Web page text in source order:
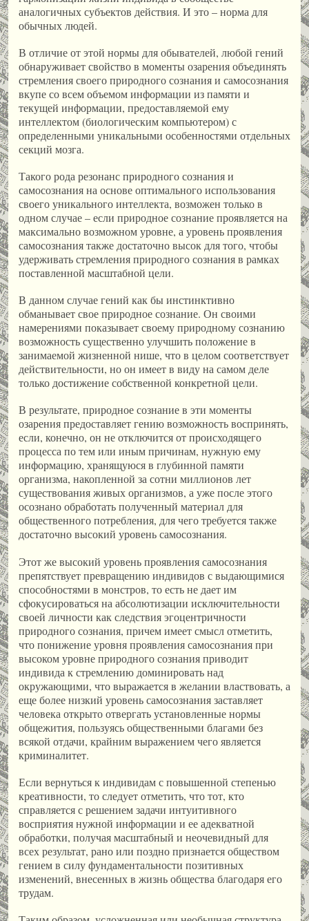
аналогичных субъектов действия. И это – норма для
обычных людей.
В отличие от этой нормы для обывателей, любой гений
обнаруживает свойство в моменты озарения объединять
стремления своего природного сознания и самосознания
вкупе со всем объемом информации из памяти и
текущей информации, предоставляемой ему
интеллектом (биологическим компьютером) с
определенными уникальными особенностями отдельных
секций мозга.
Такого рода резонанс природного сознания и
самосознания на основе оптимального использования
своего уникального интеллекта, возможен только в
одном случае – если природное сознание проявляется на
максимально возможном уровне, а уровень проявления
самосознания также достаточно высок для того, чтобы
удерживать стремления природного сознания в рамках
поставленной масштабной цели.
В данном случае гений как бы инстинктивно
обманывает свое природное сознание. Он своими
намерениями показывает своему природному сознанию
возможность существенно улучшить положение в
занимаемой жизненной нише, что в целом соответствует
действительности, но он имеет в виду на самом деле
только достижение собственной конкретной цели.
В результате, природное сознание в эти моменты
озарения предоставляет гению возможность воспринять,
если, конечно, он не отключится от происходящего
процесса по тем или иным причинам, нужную ему
информацию, хранящуюся в глубинной памяти
организма, накопленной за сотни миллионов лет
существования живых организмов, а уже после этого
осознано обработать полученный материал для
общественного потребления, для чего требуется также
достаточно высокий уровень самосознания.
Этот же высокий уровень проявления самосознания
препятствует превращению индивидов с выдающимися
способностями в монстров, то есть не дает им
сфокусироваться на абсолютизации исключительности
своей личности как следствия эгоцентричности
природного сознания, причем имеет смысл отметить,
что понижение уровня проявления самосознания при
высоком уровне природного сознания приводит
индивида к стремлению доминировать над
окружающими, что выражается в желании властвовать, а
еще более низкий уровень самосознания заставляет
человека открыто отвергать установленные нормы
общежития, пользуясь общественными благами без
всякой отдачи, крайним выражением чего является
криминалитет.
Если вернуться к индивидам с повышенной степенью
креативности, то следует отметить, что тот, кто
справляется с решением задачи интуитивного
восприятия нужной информации и ее адекватной
обработки, получая масштабный и неочевидный для
всех результат, рано или поздно признается обществом
гением в силу фундаментальности позитивных
изменений, внесенных в жизнь общества благодаря его
трудам.